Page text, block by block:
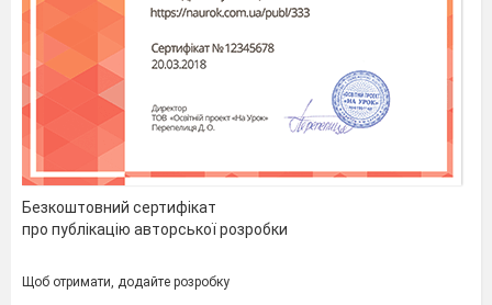
Танцюйте, насолоджуйтесь,
відпочивайте, адже рух – це життя й енергія!
ОБЛАДНЕННЯ:
3. Стрічки – 2 шт.,стійки, ватман, гуаші,
4. газета
Безкоштовний сертифікат
про публікацію авторської розробки
Щоб отримати, додайте розробку